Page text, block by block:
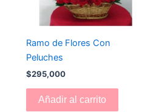
Ramo de Flores Con
Peluches
$295,000
Añadir al carrito